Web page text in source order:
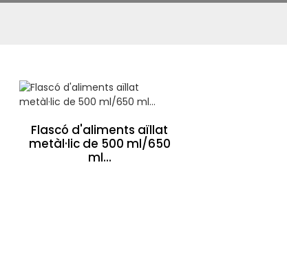
Flascó d'aliments aïllat
metàl·lic de 500 ml/650
ml...